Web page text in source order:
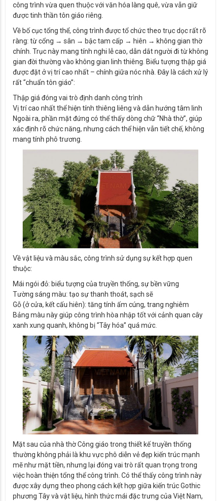
công trình vừa quen thuộc với văn hóa làng quê, vừa vẫn giữ
được tinh thần tôn giáo riêng.
Về bố cục tổng thể, công trình được tổ chức theo trục dọc rất rõ
ràng: từ cổng → sân → bậc tam cấp → hiên → không gian thờ
chính. Trục này mang tính nghi lễ cao, dẫn dắt người đi từ không
gian đời thường vào không gian linh thiêng. Biểu tượng thập giá
được đặt ở vị trí cao nhất – chính giữa nóc nhà. Đây là cách xử lý
rất “chuẩn tôn giáo”:
Thập giá đóng vai trò định danh công trình
Vị trí cao nhất thể hiện tính thiêng liêng và dẫn hướng tâm linh
Ngoài ra, phần mặt đứng có thể thấy dòng chữ “Nhà thờ”, giúp
xác định rõ chức năng, nhưng cách thể hiện vẫn tiết chế, không
mang tính phô trương.
Về vật liệu và màu sắc, công trình sử dụng sự kết hợp quen
thuộc:
Mái ngói đỏ: biểu tượng của truyền thống, sự bền vững
Tường sáng màu: tạo sự thanh thoát, sạch sẽ
Gỗ (ở cửa, kết cấu hiên): tăng tính ấm cúng, trang nghiêm
Bảng màu này giúp công trình hòa nhập tốt với cảnh quan cây
xanh xung quanh, không bị “Tây hóa” quá mức.
Mặt sau của nhà thờ Công giáo trong thiết kế truyền thống
thường không phải là khu vực phô diễn vẻ đẹp kiến trúc mạnh
mẽ như mặt tiền, nhưng lại đóng vai trò rất quan trọng trong
việc hoàn thiện tổng thể công trình. Có thể thấy công trình này
được xây dựng theo phong cách kết hợp giữa kiến trúc Gothic
phương Tây và vật liệu, hình thức mái đặc trưng của Việt Nam,